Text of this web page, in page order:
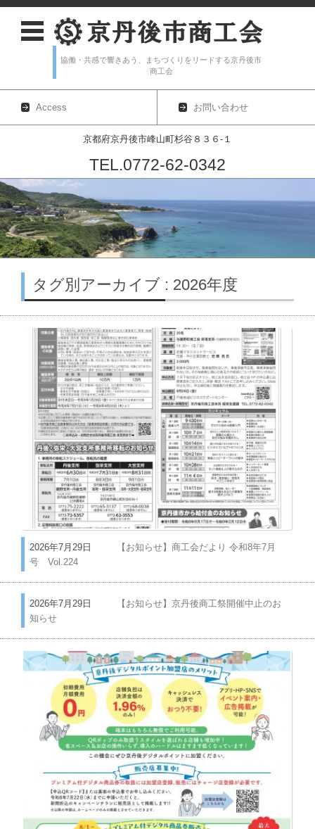
協働・共感で響きあう、まちづくりをリードする京丹後市
商工会
Access お問い合わせ
京都府京丹後市峰山町杉谷８３６-１
TEL.0772-62-0342
コンテンツに移動
タグ別アーカイブ : 2026年度
2026年7月29日
【お知らせ】商工会だより 令和8年7月
号 Vol.224
2026年7月29日
【お知らせ】京丹後商工祭開催中止のお
知らせ